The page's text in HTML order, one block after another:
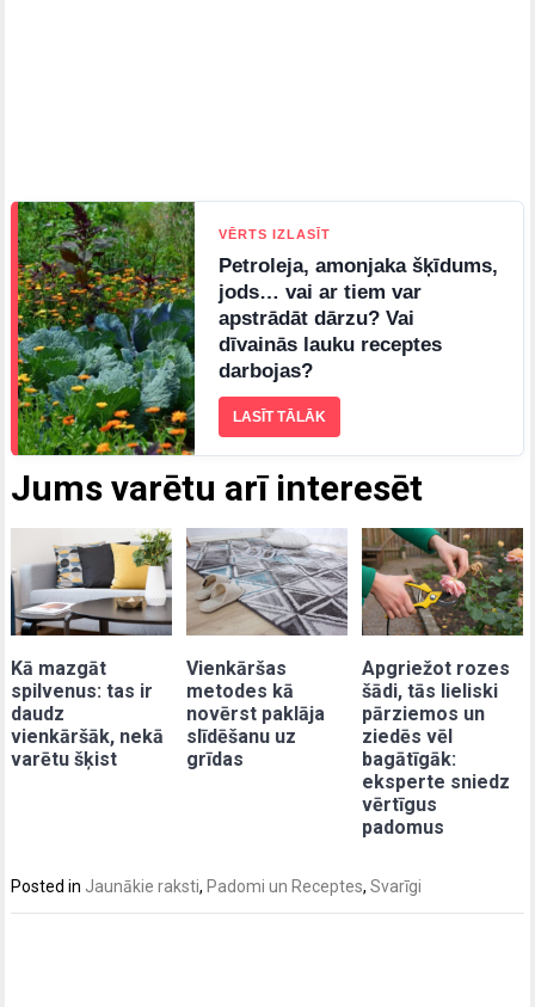
Jums varētu arī interesēt
Kā mazgāt
spilvenus: tas ir
daudz
vienkāršāk, nekā
varētu šķist
Vienkāršas
metodes kā
novērst paklāja
slīdēšanu uz
grīdas
Apgriežot rozes
šādi, tās lieliski
pārziemos un
ziedēs vēl
bagātīgāk:
eksperte sniedz
vērtīgus
padomus
VĒRTS IZLASĪT
Petroleja, amonjaka šķīdums,
jods… vai ar tiem var
apstrādāt dārzu? Vai
dīvainās lauku receptes
darbojas?
LASĪT TĀLĀK
Posted in Jaunākie raksti, Padomi un Receptes,Svarīgi